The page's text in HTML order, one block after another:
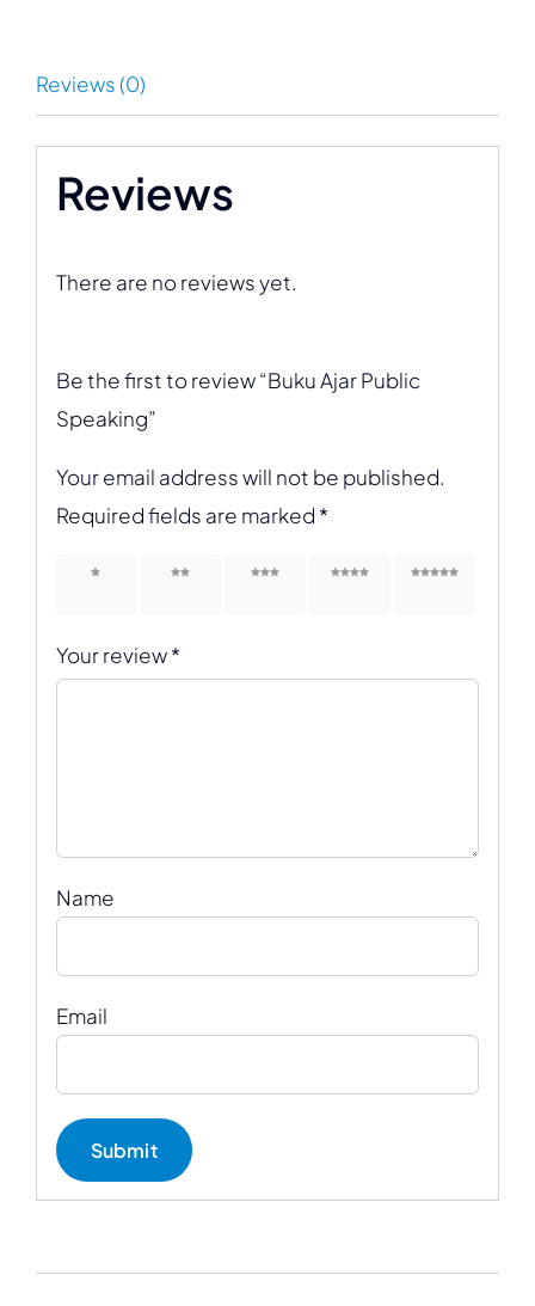
Reviews (0)
Reviews
There are no reviews yet.
Be the first to review “Buku Ajar Public
Speaking”
Your email address will not be published.
Required fields are marked *
1 of 5 2 of 5 3 of 5 4 of 5 5 of 5
Your review*
Name
Email